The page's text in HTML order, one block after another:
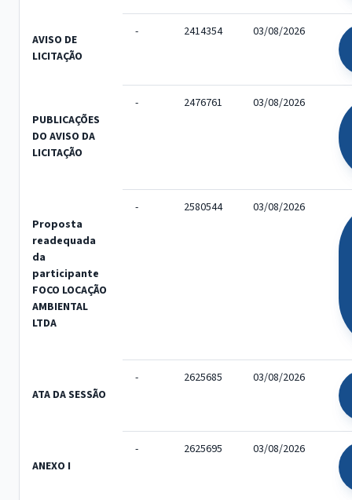
AVISO DE
LICITAÇÃO
- 2414354 03/08/2026
PUBLICAÇÕES
DO AVISO DA
LICITAÇÃO
- 2476761 03/08/2026
Proposta
readequada
da
participante
FOCO LOCAÇÃO
AMBIENTAL
LTDA
- 2580544 03/08/2026
ATA DA SESSÃO
- 2625685 03/08/2026
ANEXO I
- 2625695 03/08/2026